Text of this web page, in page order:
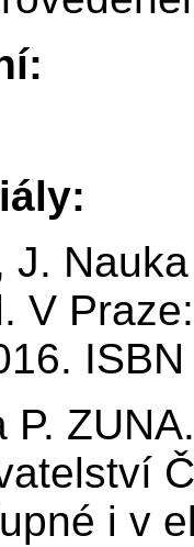
J.
V
P.
i v